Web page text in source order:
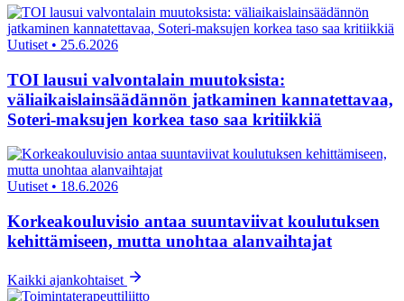
Uutiset • 25.6.2026
TOI lausui valvontalain muutoksista:
väliaikaislainsäädännön jatkaminen kannatettavaa,
Soteri-maksujen korkea taso saa kritiikkiä
Uutiset • 18.6.2026
Korkeakouluvisio antaa suuntaviivat koulutuksen
kehittämiseen, mutta unohtaa alanvaihtajat
Kaikki ajankohtaiset